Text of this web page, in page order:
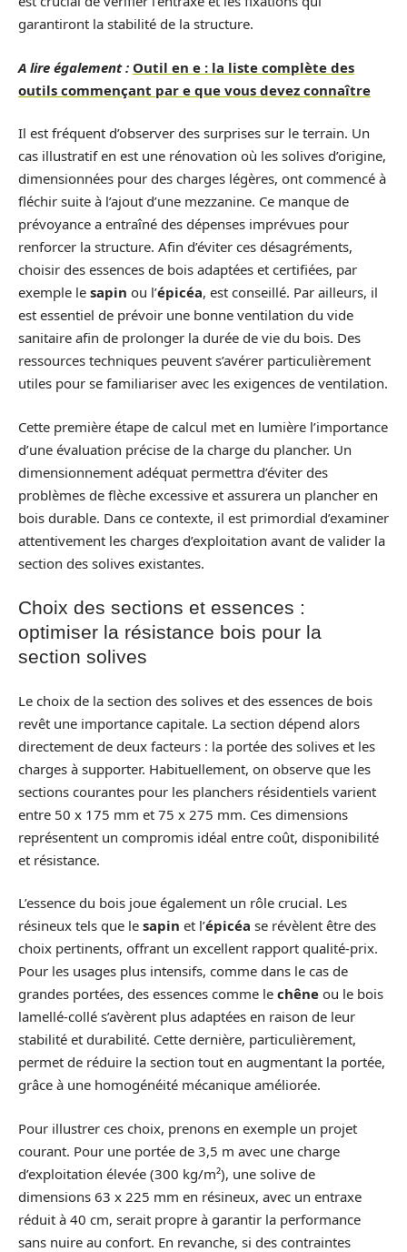
garantiront la stabilité de la structure.
A lire également : Outil en e : la liste complète des
outils commençant par e que vous devez connaître
Il est fréquent d’observer des surprises sur le terrain. Un
cas illustratif en est une rénovation où les solives d’origine,
dimensionnées pour des charges légères, ont commencé à
fléchir suite à l’ajout d’une mezzanine. Ce manque de
prévoyance a entraîné des dépenses imprévues pour
renforcer la structure. Afin d’éviter ces désagréments,
choisir des essences de bois adaptées et certifiées, par
exemple le sapin ou l’épicéa, est conseillé. Par ailleurs, il
est essentiel de prévoir une bonne ventilation du vide
sanitaire afin de prolonger la durée de vie du bois. Des
ressources techniques peuvent s’avérer particulièrement
utiles pour se familiariser avec les exigences de ventilation.
Cette première étape de calcul met en lumière l’importance
d’une évaluation précise de la charge du plancher. Un
dimensionnement adéquat permettra d’éviter des
problèmes de flèche excessive et assurera un plancher en
bois durable. Dans ce contexte, il est primordial d’examiner
attentivement les charges d’exploitation avant de valider la
section des solives existantes.
Choix des sections et essences :
optimiser la résistance bois pour la
section solives
Le choix de la section des solives et des essences de bois
revêt une importance capitale. La section dépend alors
directement de deux facteurs : la portée des solives et les
charges à supporter. Habituellement, on observe que les
sections courantes pour les planchers résidentiels varient
entre 50 x 175 mm et 75 x 275 mm. Ces dimensions
représentent un compromis idéal entre coût, disponibilité
et résistance.
L’essence du bois joue également un rôle crucial. Les
résineux tels que le sapin et l’épicéa se révèlent être des
choix pertinents, offrant un excellent rapport qualité-prix.
Pour les usages plus intensifs, comme dans le cas de
grandes portées, des essences comme le chêne ou le bois
lamellé-collé s’avèrent plus adaptées en raison de leur
stabilité et durabilité. Cette dernière, particulièrement,
permet de réduire la section tout en augmentant la portée,
grâce à une homogénéité mécanique améliorée.
Pour illustrer ces choix, prenons en exemple un projet
courant. Pour une portée de 3,5 m avec une charge
d’exploitation élevée (300 kg/m²), une solive de
dimensions 63 x 225 mm en résineux, avec un entraxe
réduit à 40 cm, serait propre à garantir la performance
sans nuire au confort. En revanche, si des contraintes